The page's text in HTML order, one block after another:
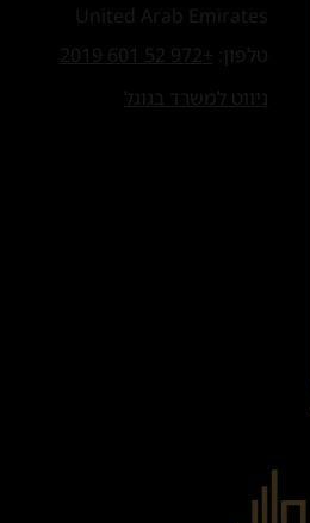
Sales@danesya.co.il
United Arab Emirates
טלפון:
+972 52 601 2019
ניווט למשרד בגוגל